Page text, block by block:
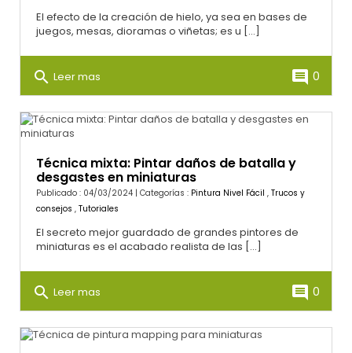
El efecto de la creación de hielo, ya sea en bases de
juegos, mesas, dioramas o viñetas; es u [...]
search Leer mas comment 0
Técnica mixta: Pintar daños de batalla y
desgastes en miniaturas
Publicado : 04/03/2024 | Categorías : Pintura Nivel Fácil , Trucos y
consejos , Tutoriales
El secreto mejor guardado de grandes pintores de
miniaturas es el acabado realista de las [...]
search Leer mas comment 0